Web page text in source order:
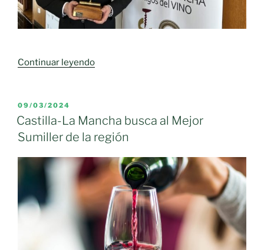
Continuar leyendo«Juan
como
Mejor
Sumiller
de
2024»
PUBLICADO
EL
09/03/2024
Castilla-La Mancha busca al Mejor
Sumiller de la región